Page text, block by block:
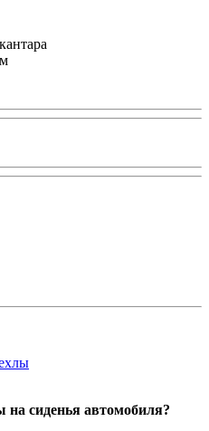
сиденья автомобиля?